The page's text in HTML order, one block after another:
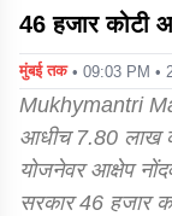
46 हजार कोटी
मुंबई तक • 09:03 PM •
Mukhymantri
आधीच 7.80 लाख
योजनेवर आक्षेप
सरकार 46 हजार